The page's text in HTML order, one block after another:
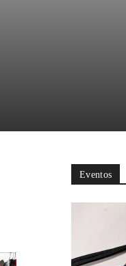
Eventos